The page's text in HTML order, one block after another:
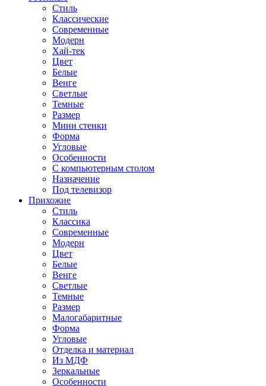
Стиль
Классические
Современные
Модерн
Хай-тек
Цвет
Белые
Венге
Светлые
Темные
Размер
Мини стенки
Форма
Угловые
Особенности
С компьютерным столом
Назначение
Под телевизор
Прихожие
Стиль
Классика
Современные
Модерн
Цвет
Белые
Венге
Светлые
Темные
Размер
Малогабаритные
Форма
Угловые
Отделка и материал
Из МДФ
Зеркальные
Особенности